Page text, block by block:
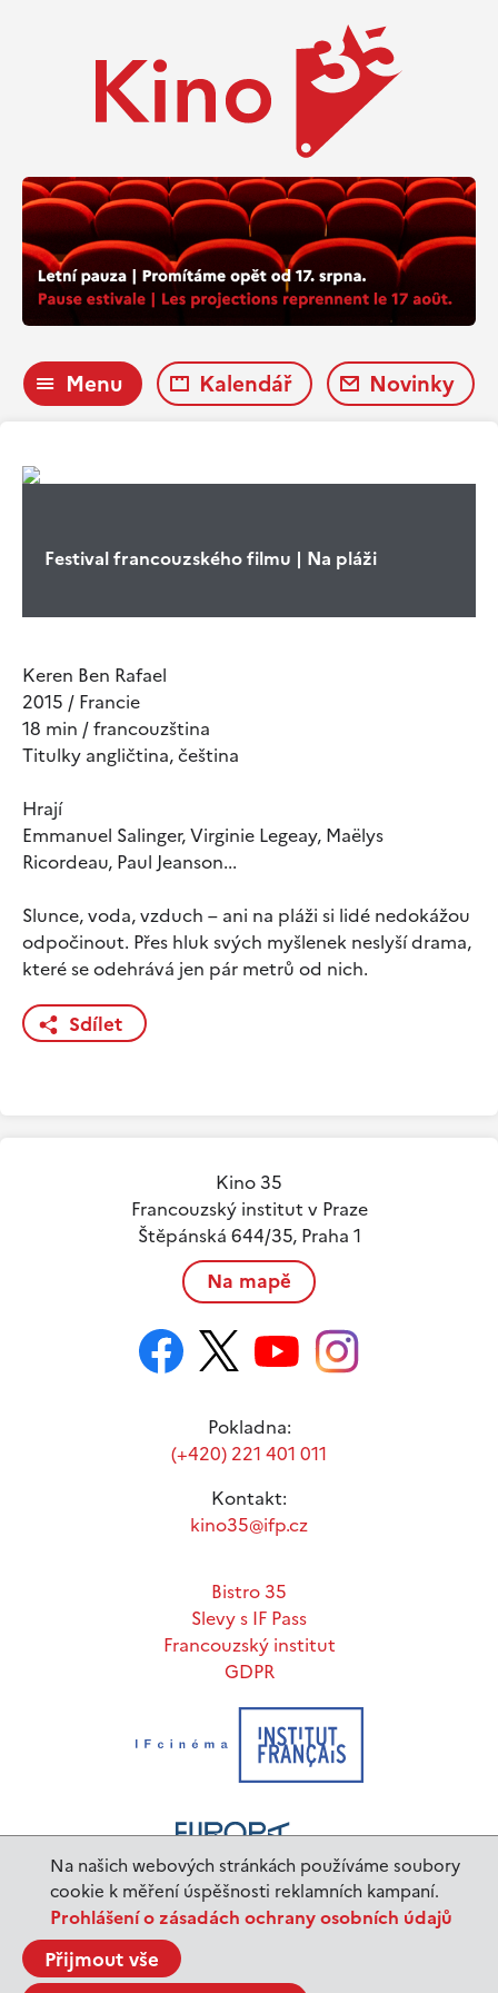
Na našich webových stránkách používáme soubory
cookie k měření úspěšnosti reklamních kampaní.
Prohlášení o zásadách ochrany osobních údajů
Přijmout vše
Menu Kalendář Novinky
Festival francouzského filmu | Na pláži
Keren Ben Rafael
2015 / Francie
18 min / francouzština
Titulky angličtina, čeština
Hrají
Emmanuel Salinger, Virginie Legeay, Maëlys
Ricordeau, Paul Jeanson...
Slunce, voda, vzduch – ani na pláži si lidé nedokážou
odpočinout. Přes hluk svých myšlenek neslyší drama,
které se odehrává jen pár metrů od nich.
Sdílet
Kino 35
Francouzský institut v Praze
Štěpánská 644/35, Praha 1
Na mapě
Pokladna:
(+420) 221 401 011
Kontakt:
kino35@ifp.cz
Bistro 35
Slevy s IF Pass
Francouzský institut
GDPR
© 2023 Institut français de Prague |
code:BurnITdesign:Tajpej Design